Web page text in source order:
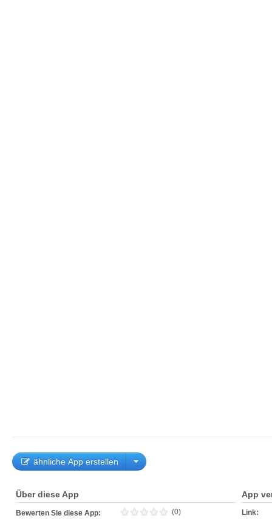
ähnliche App erstellen
Über diese App
Bewerten Sie diese App: (0)
App
Link: